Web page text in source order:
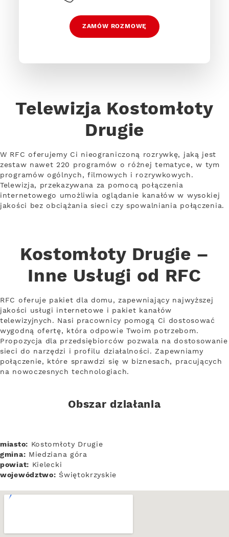
ZAMÓW ROZMOWĘ
Telewizja Kostomłoty
Drugie
W RFC oferujemy Ci nieograniczoną rozrywkę, jaką jest
zestaw nawet 220 programów o różnej tematyce, w tym
programów ogólnych, filmowych i rozrywkowych.
Telewizja, przekazywana za pomocą połączenia
internetowego umożliwia oglądanie kanałów w wysokiej
jakości bez obciążania sieci czy spowalniania połączenia.
Kostomłoty Drugie –
Inne Usługi od RFC
RFC oferuje pakiet dla domu, zapewniający najwyższej
jakości usługi internetowe i pakiet kanałów
telewizyjnych. Nasi pracownicy pomogą Ci dostosować
wygodną ofertę, która odpowie Twoim potrzebom.
Propozycja dla przedsiębiorców pozwala na dostosowanie
sieci do narzędzi i profilu działalności. Zapewniamy
połączenie, które sprawdzi się w biznesach, pracujących
na nowoczesnych technologiach.
Obszar działania
miasto: Kostomłoty Drugie
gmina: Miedziana góra
powiat: Kielecki
województwo: Świętokrzyskie